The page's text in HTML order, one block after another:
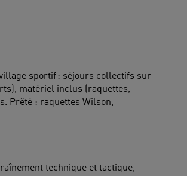
sportif : séjours collectifs sur
matériel inclus (raquettes,
Prêté : raquettes Wilson,
technique et tactique,